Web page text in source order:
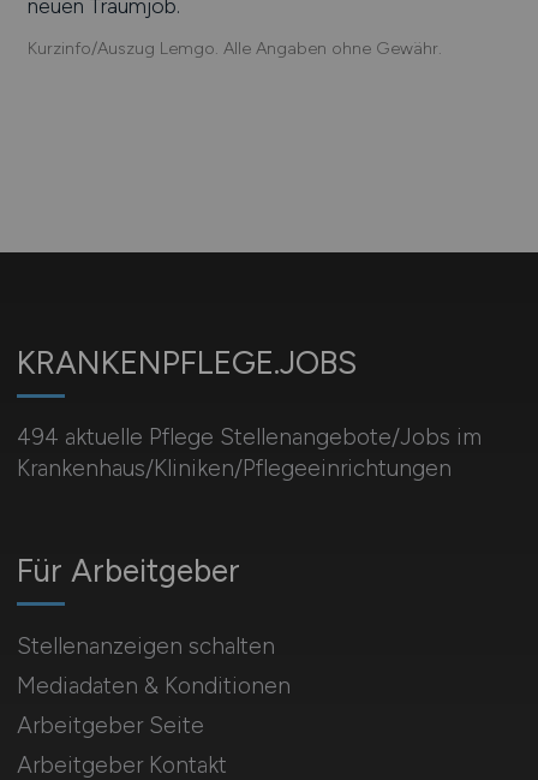
neuen Traumjob.
Kurzinfo/Auszug Lemgo. Alle Angaben ohne Gewähr.
KRANKENPFLEGE.JOBS
494 aktuelle Pflege Stellenangebote/Jobs im
Krankenhaus/Kliniken/Pflegeeinrichtungen
Für Arbeitgeber
Stellenanzeigen schalten
Mediadaten & Konditionen
Arbeitgeber Seite
Arbeitgeber Kontakt